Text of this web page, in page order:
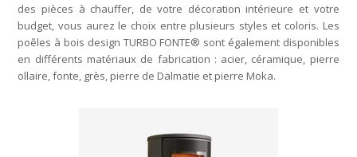
des pièces à chauffer, de votre décoration intérieure et votre
budget, vous aurez le choix entre plusieurs styles et coloris. Les
poêles à bois design TURBO FONTE® sont également disponibles
en différents matériaux de fabrication : acier, céramique, pierre
ollaire, fonte, grès, pierre de Dalmatie et pierre Moka.